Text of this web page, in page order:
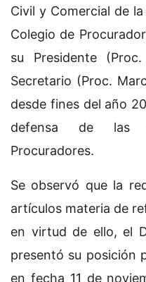
Civil y Comercial de
Colegio de
su Presidente
Secretario (Proc.
desde fines del año
defensa de las
Procuradores.
Se observó que la
artículos materia de
en virtud de ello, el
presentó su posición
en fecha 11 de